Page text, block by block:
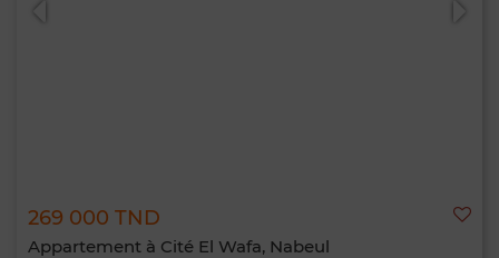
269 000 TND
Appartement à Cité El Wafa, Nabeul